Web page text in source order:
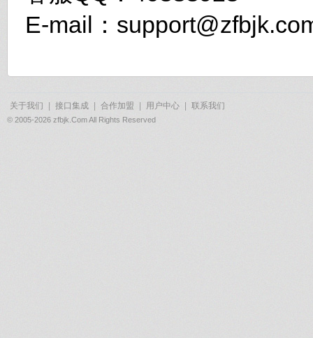
E-mail：
关于我们 接口集成 合作加盟 用户中心 联系我们
© 2005-2026 zfbjk.Com All Rights Reserved